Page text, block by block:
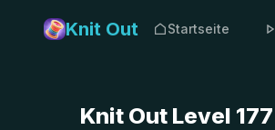
Knit Out Startseite
Knit Out Level